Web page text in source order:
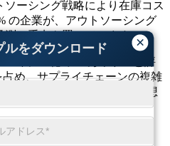
×
ルをダウンロード
ーシング戦略により在庫コス
の企業が、アウトソーシング
に重点を置いています。
年に28億4,000万米ドルと評
め、サプライチェーンの複雑
のCAGRで成長すると予想